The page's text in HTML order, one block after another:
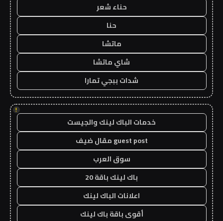
حناء شعر
حنا
ماتشا
شاي ماتشا
شدات ببجي تمارا
!
خدمات الباك لينك والجيست
guest post مقال ضيف
سوق العرب
باك لينك باقة 20
اعلانات الباك لينك
أقوى باقة باك لينك